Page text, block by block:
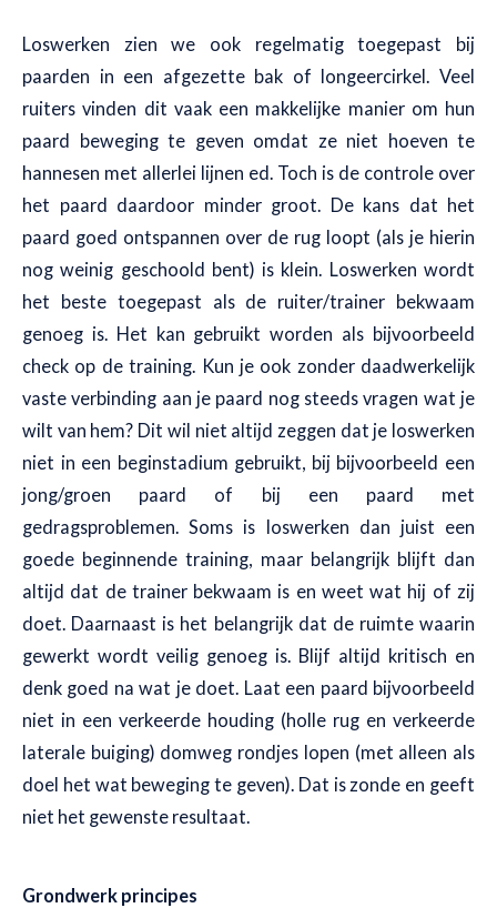
Loswerken zien we ook regelmatig toegepast bij
paarden in een afgezette bak of longeercirkel. Veel
ruiters vinden dit vaak een makkelijke manier om hun
paard beweging te geven omdat ze niet hoeven te
hannesen met allerlei lijnen ed. Toch is de controle over
het paard daardoor minder groot. De kans dat het
paard goed ontspannen over de rug loopt (als je hierin
nog weinig geschoold bent) is klein. Loswerken wordt
het beste toegepast als de ruiter/trainer bekwaam
genoeg is. Het kan gebruikt worden als bijvoorbeeld
check op de training. Kun je ook zonder daadwerkelijk
vaste verbinding aan je paard nog steeds vragen wat je
wilt van hem? Dit wil niet altijd zeggen dat je loswerken
niet in een beginstadium gebruikt, bij bijvoorbeeld een
jong/groen paard of bij een paard met
gedragsproblemen. Soms is loswerken dan juist een
goede beginnende training, maar belangrijk blijft dan
altijd dat de trainer bekwaam is en weet wat hij of zij
doet. Daarnaast is het belangrijk dat de ruimte waarin
gewerkt wordt veilig genoeg is. Blijf altijd kritisch en
denk goed na wat je doet. Laat een paard bijvoorbeeld
niet in een verkeerde houding (holle rug en verkeerde
laterale buiging) domweg rondjes lopen (met alleen als
doel het wat beweging te geven). Dat is zonde en geeft
niet het gewenste resultaat.
Grondwerk principes